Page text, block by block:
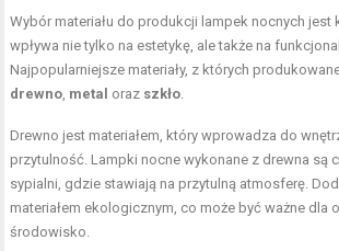
Wybór materiału do produkcji lampek nocnych jest
wpływa nie tylko na estetykę, ale także na
Najpopularniejsze materiały, z których
drewno metal oraz szkło
Drewno jest materiałem, który wprowadza do
przytulność. Lampki nocne wykonane z drewna są
sypialni, gdzie stawiają na przytulną atmosferę.
materiałem ekologicznym, co może być ważne dla
środowisko.